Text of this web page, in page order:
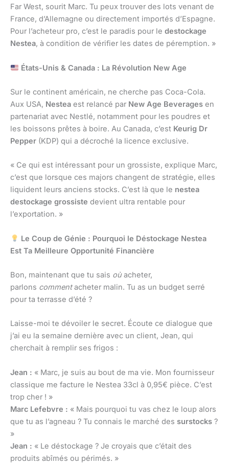
Far West, sourit Marc. Tu peux trouver des lots venant de
France, d’Allemagne ou directement importés d’Espagne.
Pour l’acheteur pro, c’est le paradis pour le destockage
Nestea, à condition de vérifier les dates de péremption. »
États-Unis & Canada : La Révolution New Age
Sur le continent américain, ne cherche pas Coca-Cola.
Aux USA, Nestea est relancé par New Age Beverages en
partenariat avec Nestlé, notamment pour les poudres et
les boissons prêtes à boire. Au Canada, c’est Keurig Dr
Pepper (KDP) qui a décroché la licence exclusive.
« Ce qui est intéressant pour un grossiste, explique Marc,
c’est que lorsque ces majors changent de stratégie, elles
liquident leurs anciens stocks. C’est là que le nestea
destockage grossiste devient ultra rentable pour
l’exportation. »
Le Coup de Génie : Pourquoi le Déstockage Nestea
Est Ta Meilleure Opportunité Financière
Bon, maintenant que tu sais oùacheter,
parlons commentacheter malin. Tu as un budget serré
pour ta terrasse d’été ?
Laisse-moi te dévoiler le secret. Écoute ce dialogue que
j’ai eu la semaine dernière avec un client, Jean, qui
cherchait à remplir ses frigos :
Jean : « Marc, je suis au bout de ma vie. Mon fournisseur
classique me facture le Nestea 33cl à 0,95€ pièce. C’est
trop cher ! »
Marc Lefebvre : « Mais pourquoi tu vas chez le loup alors
que tu as l’agneau ? Tu connais le marché des surstocks ?
»
Jean : « Le déstockage ? Je croyais que c’était des
produits abîmés ou périmés. »